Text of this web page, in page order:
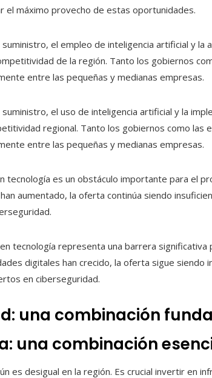
el máximo provecho de estas oportunidades.
el empleo de inteligencia artificial y la
de la región. Tanto los gobiernos
entre las pequeñas y medianas empresas.
el uso de inteligencia artificial y la
regional. Tanto los gobiernos como las
entre las pequeñas y medianas empresas.
tecnología es un obstáculo importante para el
aumentado, la oferta continúa siendo
tecnología representa una barrera significativa
digitales han crecido, la oferta sigue siendo
en ciberseguridad.
una combinación
una combinación
es desigual en la región. Es crucial invertir en